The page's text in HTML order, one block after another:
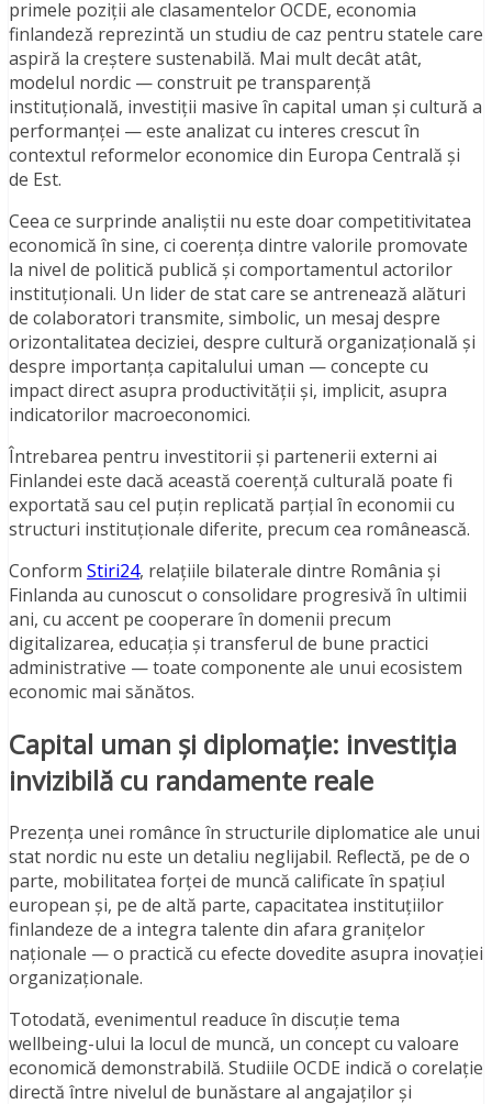
primele poziții ale clasamentelor OCDE, economia
finlandeză reprezintă un studiu de caz pentru statele care
aspiră la creștere sustenabilă. Mai mult decât atât,
modelul nordic — construit pe transparență
instituțională, investiții masive în capital uman și cultură a
performanței — este analizat cu interes crescut în
contextul reformelor economice din Europa Centrală și
de Est.
Ceea ce surprinde analiștii nu este doar competitivitatea
economică în sine, ci coerența dintre valorile promovate
la nivel de politică publică și comportamentul actorilor
instituționali. Un lider de stat care se antrenează alături
de colaboratori transmite, simbolic, un mesaj despre
orizontalitatea deciziei, despre cultură organizațională și
despre importanța capitalului uman — concepte cu
impact direct asupra productivității și, implicit, asupra
indicatorilor macroeconomici.
Întrebarea pentru investitorii și partenerii externi ai
Finlandei este dacă această coerență culturală poate fi
exportată sau cel puțin replicată parțial în economii cu
structuri instituționale diferite, precum cea românească.
Conform Stiri24, relațiile bilaterale dintre România și
Finlanda au cunoscut o consolidare progresivă în ultimii
ani, cu accent pe cooperare în domenii precum
digitalizarea, educația și transferul de bune practici
administrative — toate componente ale unui ecosistem
economic mai sănătos.
Capital uman și diplomație: investiția
invizibilă cu randamente reale
Prezența unei românce în structurile diplomatice ale unui
stat nordic nu este un detaliu neglijabil. Reflectă, pe de o
parte, mobilitatea forței de muncă calificate în spațiul
european și, pe de altă parte, capacitatea instituțiilor
finlandeze de a integra talente din afara granițelor
naționale — o practică cu efecte dovedite asupra inovației
organizaționale.
Totodată, evenimentul readuce în discuție tema
wellbeing-ului la locul de muncă, un concept cu valoare
economică demonstrabilă. Studiile OCDE indică o corelație
directă între nivelul de bunăstare al angajaților și